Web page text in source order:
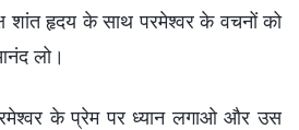
शांत हृदय के साथ परमेश्वर के वचनों को
लो।
के प्रेम पर ध्यान लगाओ और उस